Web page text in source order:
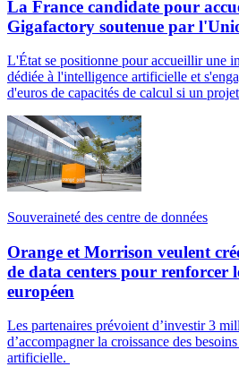
La France candidate pour
Gigafactory soutenue par
L'État se positionne pour accueillir une
dédiée à l'intelligence artificielle et
d'euros de capacités de calcul si un
Souveraineté des centre de données
Orange et Morrison veulent
de data centers pour renforcer
européen
Les partenaires prévoient d’investir 3
d’accompagner la croissance des
artificielle.